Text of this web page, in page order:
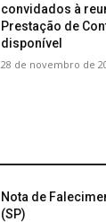
convidados à
Prestação de
disponível
28 de novembro de
Nota de
(SP)